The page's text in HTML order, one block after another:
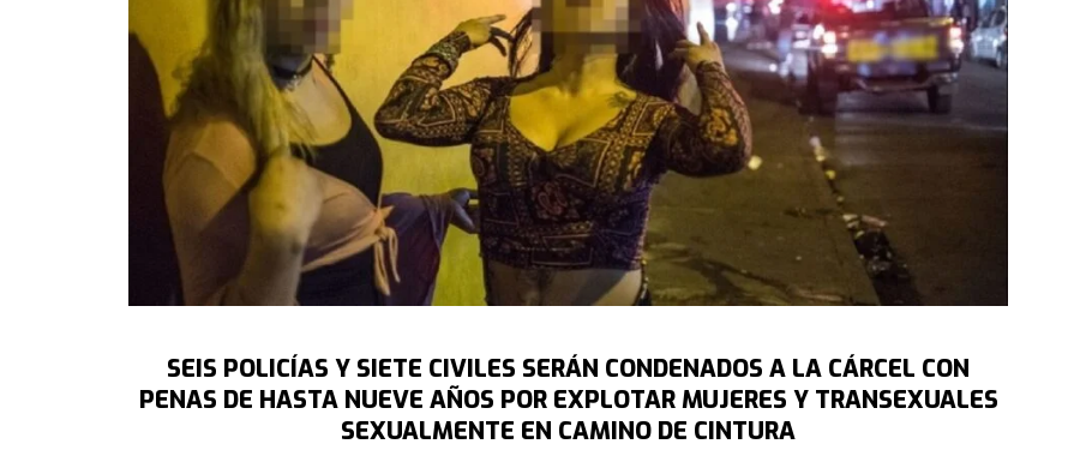
SEIS POLICÍAS Y SIETE CIVILES SERÁN CONDENADOS A LA CÁRCEL CON
PENAS DE HASTA NUEVE AÑOS POR EXPLOTAR MUJERES Y TRANSEXUALES
SEXUALMENTE EN CAMINO DE CINTURA